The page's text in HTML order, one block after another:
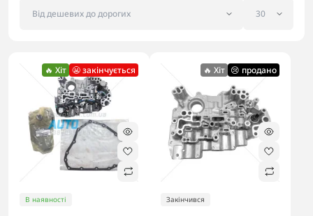
🔥 Хіт 😬 закінчується
В наявності
🔥 Хіт 😢 продано
Закінчився